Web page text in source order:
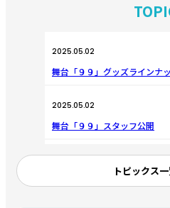
2025.05.02
舞台「９９」グッズラインナ
2025.05.02
舞台「９９」スタッフ公開
舞台「９９」日替わりゲスト
トピックス